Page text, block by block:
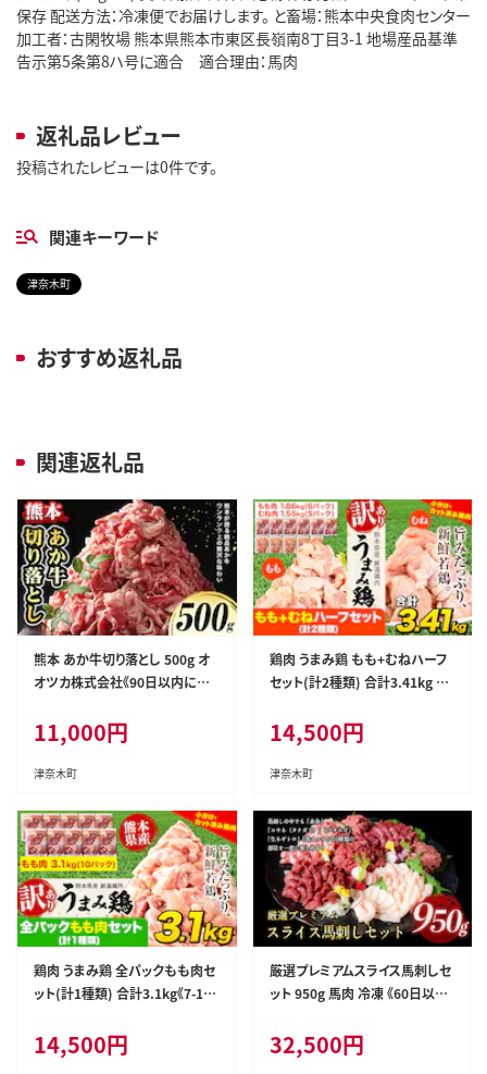
保存 配送方法：冷凍便でお届けします。 と畜場：熊本中央食肉センター
加工者：古閑牧場 熊本県熊本市東区長嶺南8丁目3-1 地場産品基準
告示第5条第8ハ号に適合 適合理由：馬肉
返礼品レビュー
投稿されたレビューは0件です。
関連キーワード
津奈木町
おすすめ返礼品
関連返礼品
熊本 あか牛切り落とし 500g オ
オツカ株式会社《90日以内に出
奈木町 あか牛 牛肉 牛 切り落と
し 冷凍 送料無料---st_fotka_9
0d_r7_11000_5---
11,000円
津奈木町
鶏肉 うまみ鶏 もも+むねハーフ
セット(計2種類) 合計3.41kg 鶏
荷予定(土日祝除く)》カット済 も
も 若鶏もも肉 むね肉 鶏 冷凍
真空 小分け ---tn_fummh1_u
14,500円
津奈木町
鶏肉 うまみ鶏 全パックもも肉セ
ット(計1種類) 合計3.1kg《7-14
カット済 鶏肉 もも 若鶏もも肉
冷凍 真空 小分け ---tn_fumm
14,500円
厳選プレミアムスライス馬刺しセ
ット 950g 馬肉 冷凍 《60日以内
さばきたて 真空パック 生食用 肉
熊本県葦北郡津奈木町 スライス
32,500円